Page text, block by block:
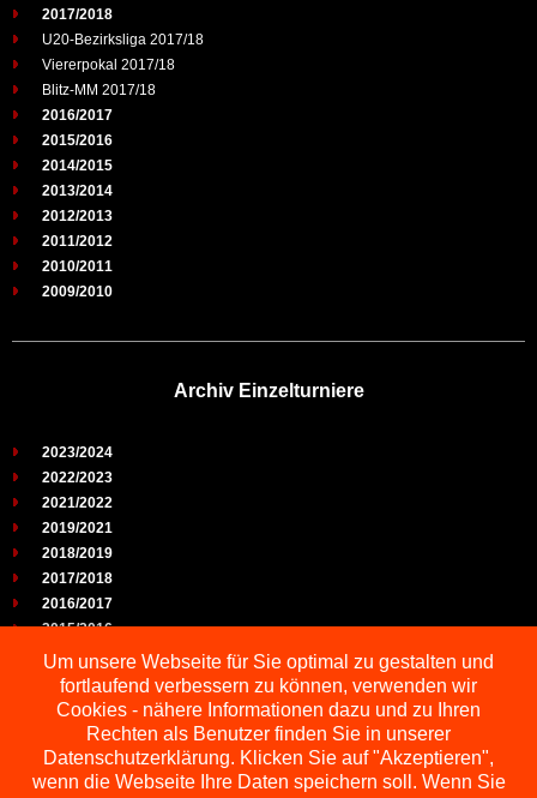
2017/2018
U20-Bezirksliga 2017/18
Viererpokal 2017/18
Blitz-MM 2017/18
2016/2017
2015/2016
2014/2015
2013/2014
2012/2013
2011/2012
2010/2011
2009/2010
Archiv Einzelturniere
2023/2024
2022/2023
2021/2022
2019/2021
2018/2019
2017/2018
2016/2017
2015/2016
2014/2015
2013/2014
2012/2013
2011/2012
2010/2011
2009/2010
Um unsere Webseite für Sie optimal zu gestalten und
fortlaufend verbessern zu können, verwenden wir
Cookies - nähere Informationen dazu und zu Ihren
Rechten als Benutzer finden Sie in unserer
Datenschutzerklärung. Klicken Sie auf "Akzeptieren",
wenn die Webseite Ihre Daten speichern soll. Wenn Sie